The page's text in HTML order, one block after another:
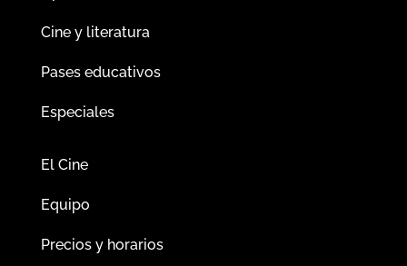
Cine y literatura
Pases educativos
Especiales
El Cine
Equipo
Precios y horarios